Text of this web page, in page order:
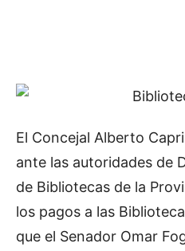
El Concejal Alberto
ante las autoridades de
de Bibliotecas de la
los pagos a las
que el Senador Omar